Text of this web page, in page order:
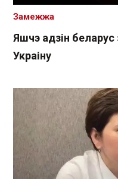
Яшчэ адзін
Украіну
Замежжа